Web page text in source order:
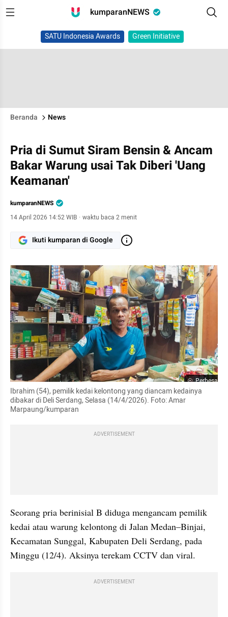
kumparanNEWS
SATU Indonesia Awards Green Initiative
Beranda News
Pria di Sumut Siram Bensin & Ancam
Bakar Warung usai Tak Diberi 'Uang
Keamanan'
kumparanNEWS
14 April 2026 14:52 WIB · waktu baca 2 menit
Ikuti kumparan di Google
Perbesar
Ibrahim (54), pemilik kedai kelontong yang diancam kedainya
dibakar di Deli Serdang, Selasa (14/4/2026). Foto: Amar
Marpaung/kumparan
ADVERTISEMENT
Seorang pria berinisial B diduga mengancam pemilik
kedai atau warung kelontong di Jalan Medan–Binjai,
Kecamatan Sunggal, Kabupaten Deli Serdang, pada
Minggu (12/4). Aksinya terekam CCTV dan viral.
ADVERTISEMENT